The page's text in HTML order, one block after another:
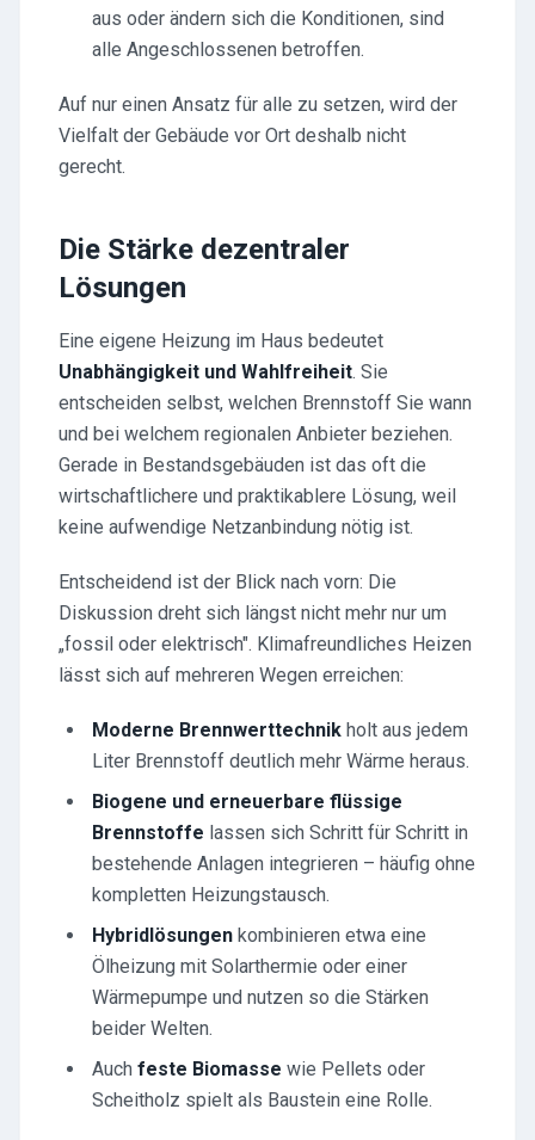
aus oder ändern sich die Konditionen, sind
alle Angeschlossenen betroffen.
Auf nur einen Ansatz für alle zu setzen, wird der
Vielfalt der Gebäude vor Ort deshalb nicht
gerecht.
Die Stärke dezentraler
Lösungen
Eine eigene Heizung im Haus bedeutet
Unabhängigkeit und Wahlfreiheit. Sie
entscheiden selbst, welchen Brennstoff Sie wann
und bei welchem regionalen Anbieter beziehen.
Gerade in Bestandsgebäuden ist das oft die
wirtschaftlichere und praktikablere Lösung, weil
keine aufwendige Netzanbindung nötig ist.
Entscheidend ist der Blick nach vorn: Die
Diskussion dreht sich längst nicht mehr nur um
„fossil oder elektrisch". Klimafreundliches Heizen
lässt sich auf mehreren Wegen erreichen:
Moderne Brennwerttechnik holt aus jedem
Liter Brennstoff deutlich mehr Wärme heraus.
Biogene und erneuerbare flüssige
Brennstoffe lassen sich Schritt für Schritt in
bestehende Anlagen integrieren – häufig ohne
kompletten Heizungstausch.
Hybridlösungen kombinieren etwa eine
Ölheizung mit Solarthermie oder einer
Wärmepumpe und nutzen so die Stärken
beider Welten.
Auch feste Biomasse wie Pellets oder
Scheitholz spielt als Baustein eine Rolle.